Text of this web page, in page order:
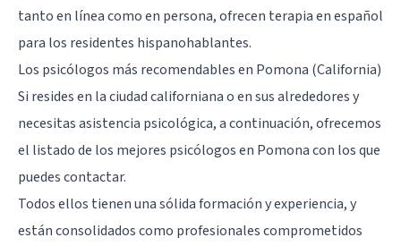
tanto en línea como en persona, ofrecen terapia en español
para los residentes hispanohablantes.
Los psicólogos más recomendables en Pomona (California)
Si resides en la ciudad californiana o en sus alrededores y
necesitas asistencia psicológica, a continuación, ofrecemos
el listado de los mejores psicólogos en Pomona con los que
puedes contactar.
Todos ellos tienen una sólida formación y experiencia, y
están consolidados como profesionales comprometidos